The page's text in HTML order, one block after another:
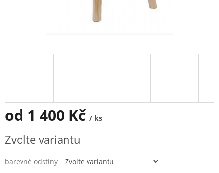
od 1 400 Kč / ks
cena:
Zvolte variantu
barevné odstíny